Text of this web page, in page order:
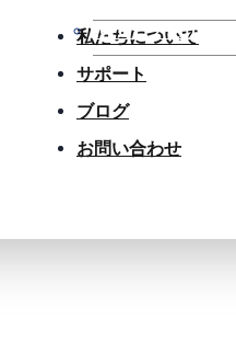
WPCアクセサリー
私たちについて
サポート
ブログ
お問い合わせ